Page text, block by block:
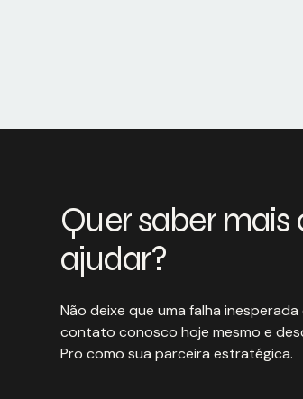
Quer saber
ajudar?
Não deixe que uma falha
contato conosco hoje mesmo e
Pro como sua parceira estratégica.